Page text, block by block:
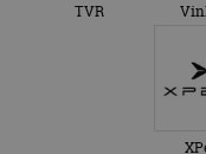
TVR